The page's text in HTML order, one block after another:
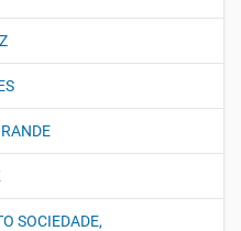
SOCIEDADE,